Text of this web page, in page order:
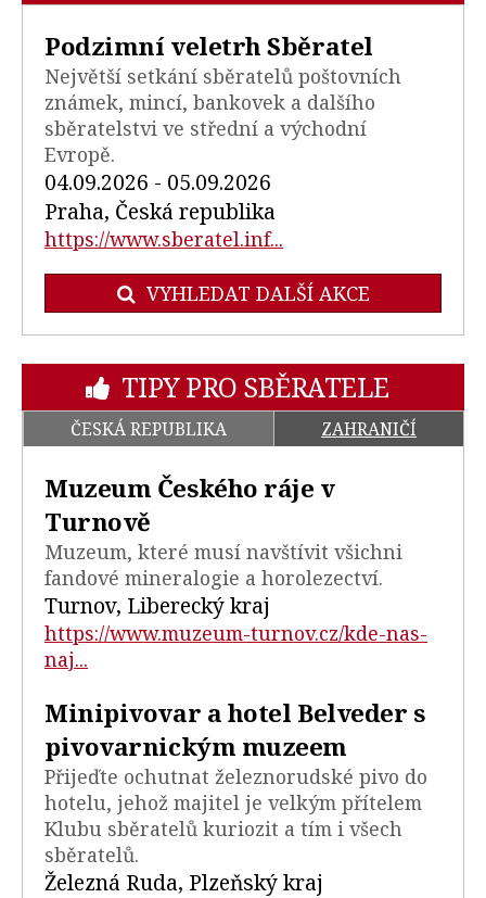
Podzimní veletrh Sběratel
Největší setkání sběratelů poštovních
známek, mincí, bankovek a dalšího
sběratelstvi ve střední a východní
Evropě.
04.09.2026 - 05.09.2026
Praha, Česká republika
https://www.sberatel.inf...
VYHLEDAT DALŠÍ AKCE
TIPY PRO SBĚRATELE
ČESKÁ REPUBLIKA ZAHRANIČÍ
Muzeum Českého ráje v
Turnově
Muzeum, které musí navštívit všichni
fandové mineralogie a horolezectví.
Turnov, Liberecký kraj
https://www.muzeum-turnov.cz/kde-nas-
naj...
Minipivovar a hotel Belveder s
pivovarnickým muzeem
Přijeďte ochutnat železnorudské pivo do
hotelu, jehož majitel je velkým přítelem
Klubu sběratelů kuriozit a tím i všech
sběratelů.
Železná Ruda, Plzeňský kraj